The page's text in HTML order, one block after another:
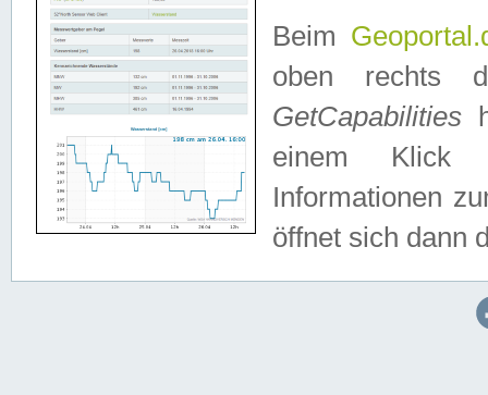
Beim
oben rechts
GetCapabilities
einem Klick
Informationen
öffnet sich dann